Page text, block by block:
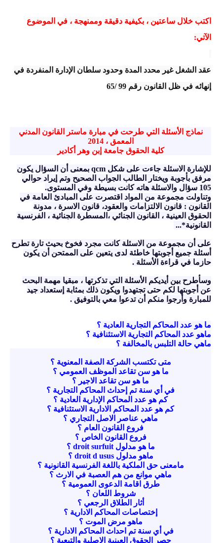
اكتب خلال ساعتين ، بكيفية دقيقة وممنهجة ، في الموضوع
الآتي:
عقد الشغل غير محدد المدة وحدود سلطان الإدارة المنفردة في
إنهائه في ظل القانون رقم 99 /65
نماذج الأسئلة التي طرحت في مبارة ماستر القانون المدني
المعمق ، 2014
كلية الحقوق جامعة إبن وهر أكادير
للإشارة الاسئلة جاءت على شكل qcm بمعنى أن السؤال يكون
مرفق بأجوبة ويختار الطالب الجواب الصحيح وتم إيراد حوالي
105 سؤال والاسئلة هاته كانت بسيطة وفي المستوى.
وتناولت مجموعة من المواد اقتصرت على المبادئ العامة في
القانون : قانون الالتزامات والعقود، قانون الاسرة ، مدونة
الحقوق العينية ، القانون الجنائي ،المسطرة الجنائية ، الفرنسية
القانونية*...
على أن مجموعة من الاسئلة كانت مجرد فخوخ بحيث تارة تطرح
أسئلة جميع أجوبتها خاطئة لدى يتعين على الممتحن أن يكون
حازما في قراءة الأسئلة .
وسأطرح بين أيديكم الأسئلة التي تذكرتها ، مبقيا مهمة البحث
عن أجوبتها لكم حتى تجتهدوا ويكون ذلك بمثابة إستعداد جيد
للمبارة وأرجوا منكم أن تدعوا معي بالتوفيق .
ما هو عدد المحاكم التجارية العادية ؟
ماهو عدد المحاكم التجارية الاستئنافية ؟
ماهي حالة التلبس بالمخالفة ؟
متى تكتسب الشركة الصفة المعنوية ؟
ما هو سن تقاعد الموظف العمومي ؟
ما هو سن تقاعد الاجير ؟
في أي سنة تم إحداث المحاكم التجارية ؟
كم هو عدد المحاكم الإدارية العادية ؟
كم هو عدد المحاكم الادارية الاستئنافية ؟
ماهي عناصر الاصل التجاري ؟
فروع القانون العام ؟
فروع القانون الخاص ؟
ما هو مدلول droit surfuit ؟
ماهو مدلول droit d usus ؟
مامعنى حق الملكية باللغة الفرنسية القانونية ؟
ماهي موانع من هم العصبة في الارث ؟
طرق اقامة الدعوى العمومية ؟
شروط اللعان ؟
أثار الطلاق الرجعي ؟
إختصاصات المحاكم الادارية ؟
ماهو مرض الموت ؟
في أي سنة تم احداث المحاكم الادارية ؟
حصر الحقوق العينية الاصلية والتبعية ؟